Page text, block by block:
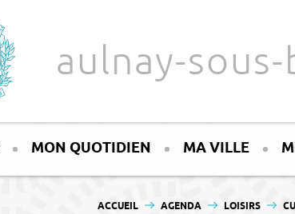
aulnay-
MON QUOTIDIEN MA VILLE
VOUS ÊTES ICI :
ACCUEIL AGENDA LOISIRS